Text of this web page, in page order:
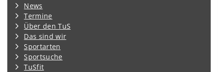
News
Termine
Über den TuS
Das sind wir
Sportarten
Sportsuche
TuSfit